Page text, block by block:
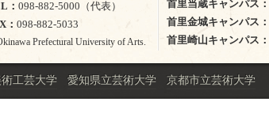
工芸大学 愛知県立芸術大学 京都市立芸術大学
098-882-5000（代表）
098-882-5033
Prefectural University of Arts.
首里当蔵キャンパス
首里金城キャンパス
首里崎山キャンパス